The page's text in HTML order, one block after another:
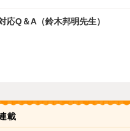
応Q＆A（鈴木邦明先生）
載